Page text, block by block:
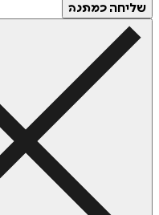
שליחה כמתנה